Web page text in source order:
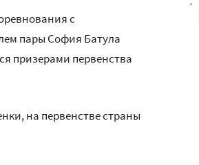
с
пары София Батула
призерами первенства
на первенстве страны